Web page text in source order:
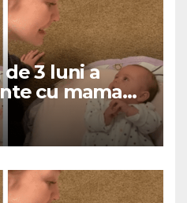
3 luni a
cu mama
de